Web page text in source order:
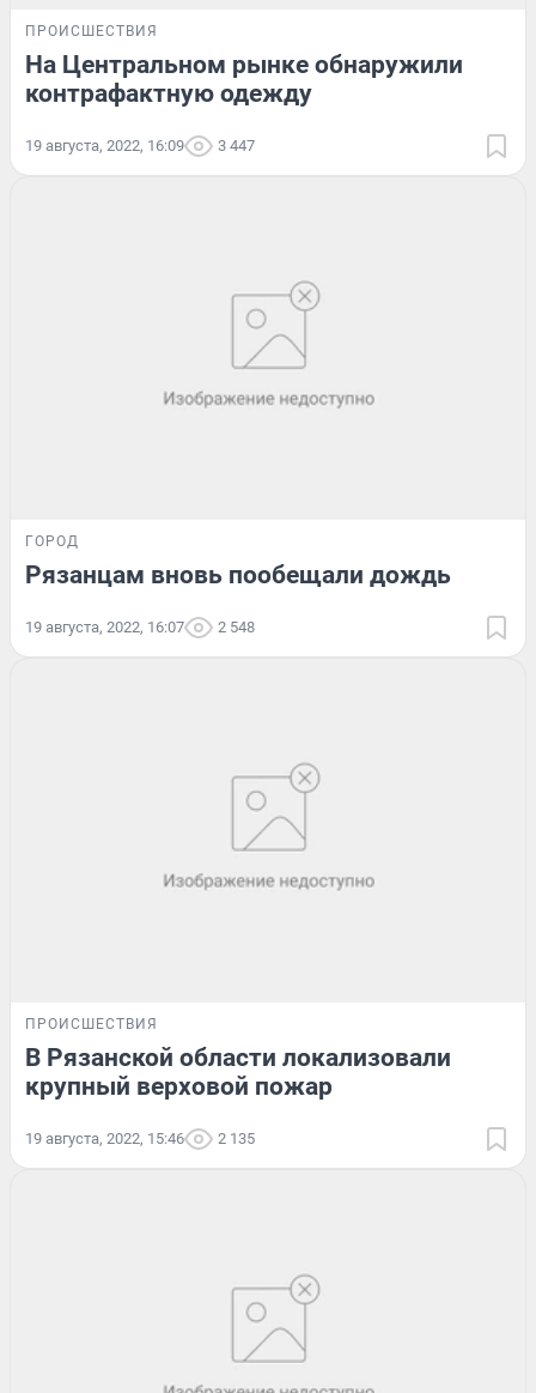
ПРОИСШЕСТВИЯ
На Центральном рынке обнаружили
контрафактную одежду
19 августа, 2022, 16:09 3 447
ГОРОД
Рязанцам вновь пообещали дождь
19 августа, 2022, 16:07 2 548
ПРОИСШЕСТВИЯ
В Рязанской области локализовали
крупный верховой пожар
19 августа, 2022, 15:46 2 135